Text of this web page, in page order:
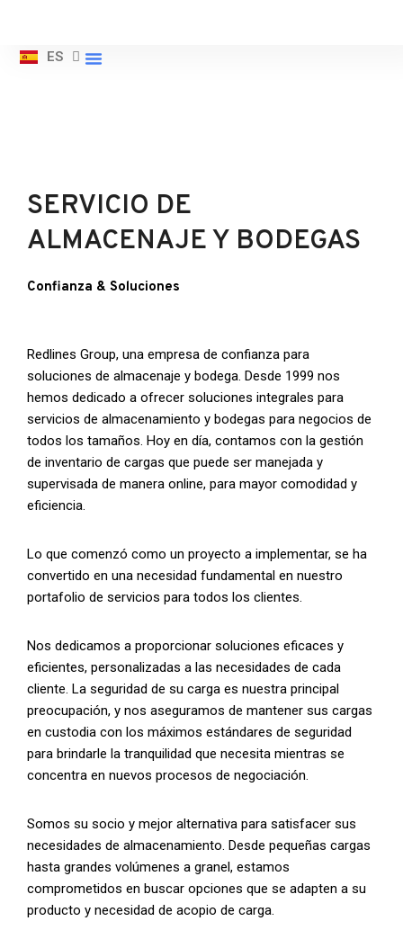
Saltar
ES
ZH
SERVICIO DE
ALMACENAJE Y BODEGAS
Confianza & Soluciones
Redlines Group, una empresa de confianza para
soluciones de almacenaje y bodega. Desde 1999 nos
hemos dedicado a ofrecer soluciones integrales para
servicios de almacenamiento y bodegas para negocios de
todos los tamaños. Hoy en día, contamos con la gestión
de inventario de cargas que puede ser manejada y
supervisada de manera online, para mayor comodidad y
eficiencia.
Lo que comenzó como un proyecto a implementar, se ha
convertido en una necesidad fundamental en nuestro
portafolio de servicios para todos los clientes.
Nos dedicamos a proporcionar soluciones eficaces y
eficientes, personalizadas a las necesidades de cada
cliente. La seguridad de su carga es nuestra principal
preocupación, y nos aseguramos de mantener sus cargas
en custodia con los máximos estándares de seguridad
para brindarle la tranquilidad que necesita mientras se
concentra en nuevos procesos de negociación.
Somos su socio y mejor alternativa para satisfacer sus
necesidades de almacenamiento. Desde pequeñas cargas
hasta grandes volúmenes a granel, estamos
comprometidos en buscar opciones que se adapten a su
producto y necesidad de acopio de carga.